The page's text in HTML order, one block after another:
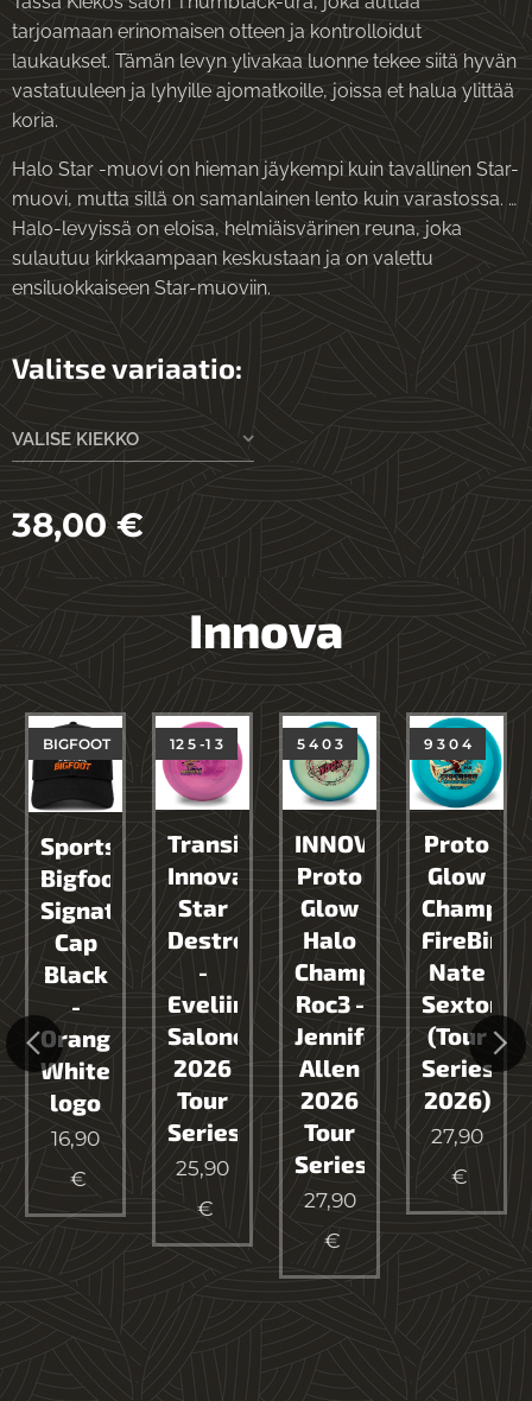
tarjoamaan erinomaisen otteen ja kontrolloidut
laukaukset. Tämän levyn ylivakaa luonne tekee siitä hyvän
vastatuuleen ja lyhyille ajomatkoille, joissa et halua ylittää
koria.
Halo Star -muovi on hieman jäykempi kuin tavallinen Star-
muovi, mutta sillä on samanlainen lento kuin varastossa. …
Halo-levyissä on eloisa, helmiäisvärinen reuna, joka
sulautuu kirkkaampaan keskustaan ​​ja on valettu
ensiluokkaiseen Star-muoviin.
Valitse variaatio:
VALISE KIEKKO
38,00 €
Innova
Sportstore
Bigfoot
Signature
Cap
Black
-
Orange
White
logo
BIGFOOT
16,90
€
Transitional
Innova
Star
Destroyer
-
Eveliina
Salonen
2026
Tour
Series
12 5 -1 3
25,90
€
INNOVA
Proto
Glow
Halo
Champion
Roc3 -
Jennifer
Allen
2026
Tour
Series
5 4 0 3
27,90
€
Proto
Glow
FireBird
Nate
Sexton
(Tour
Series
2026)
9 3 0 4
27,90
€